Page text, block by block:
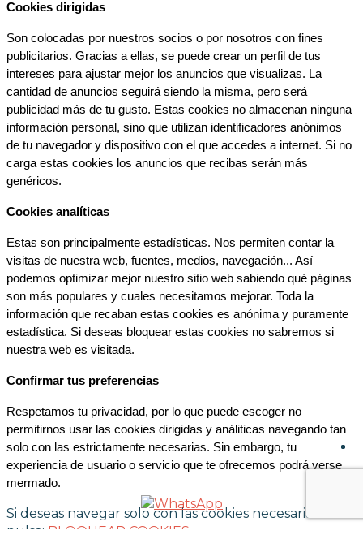
Cookies dirigidas
Son colocadas por nuestros socios o por nosotros con fines
publicitarios. Gracias a ellas, se puede crear un perfil de tus
intereses para ajustar mejor los anuncios que visualizas. La
cantidad de anuncios seguirá siendo la misma, pero será
publicidad más de tu gusto. Estas cookies no almacenan ninguna
información personal, sino que utilizan identificadores anónimos
de tu navegador y dispositivo con el que accedes a internet. Si no
carga estas cookies los anuncios que recibas serán más
genéricos.
Cookies analíticas
Estas son principalmente estadísticas. Nos permiten contar la
visitas de nuestra web, fuentes, medios, navegación... Así
podemos optimizar mejor nuestro sitio web sabiendo qué páginas
son más populares y cuales necesitamos mejorar. Toda la
información que recaban estas cookies es anónima y puramente
estadística. Si deseas bloquear estas cookies no sabremos si
nuestra web es visitada.
Confirmar tus preferencias
Respetamos tu privacidad, por lo que puede escoger no
permitirnos usar las cookies dirigidas y análiticas navegando tan
solo con las estrictamente necesarias. Sin embargo, tu
experiencia de usuario o servicio que te ofrecemos podrá verse
mermado.
Si deseas navegar solo con las cookies necesarias
pulsa: BLOQUEAR COOKIES